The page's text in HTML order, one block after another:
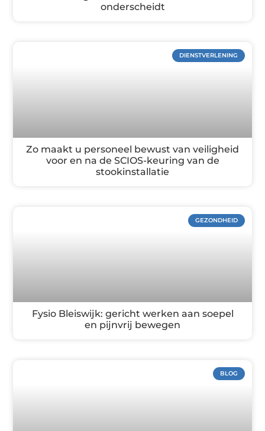
onderscheidt
DIENSTVERLENING
Zo maakt u personeel bewust van veiligheid
voor en na de SCIOS-keuring van de
stookinstallatie
GEZONDHEID
Fysio Bleiswijk: gericht werken aan soepel
en pijnvrij bewegen
BLOG